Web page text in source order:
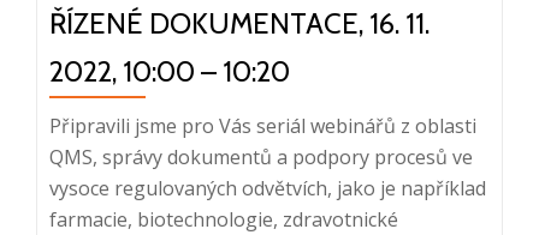
23.
ŘÍZENÉ DOKUMENTACE, 16. 11.
2022, 10:00 – 10:20
Připravili jsme pro Vás seriál webinářů z oblasti
QMS, správy dokumentů a podpory procesů ve
vysoce regulovaných odvětvích, jako je například
farmacie, biotechnologie, zdravotnické